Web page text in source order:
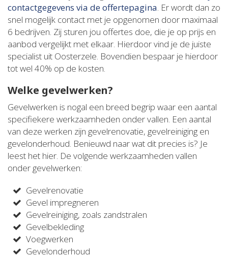
contactgegevens via de offertepagina. Er wordt dan zo
snel mogelijk contact met je opgenomen door maximaal
6 bedrijven. Zij sturen jou offertes doe, die je op prijs en
aanbod vergelijkt met elkaar. Hierdoor vind je de juiste
specialist uit Oosterzele. Bovendien bespaar je hierdoor
tot wel 40% op de kosten.
Welke gevelwerken?
Gevelwerken is nogal een breed begrip waar een aantal
specifiekere werkzaamheden onder vallen. Een aantal
van deze werken zijn gevelrenovatie, gevelreiniging en
gevelonderhoud. Benieuwd naar wat dit precies is? Je
leest het hier. De volgende werkzaamheden vallen
onder gevelwerken:
Gevelrenovatie
Gevel impregneren
Gevelreiniging, zoals zandstralen
Gevelbekleding
Voegwerken
Gevelonderhoud